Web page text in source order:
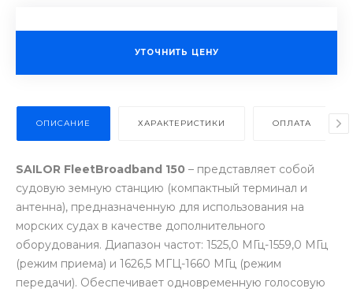
УТОЧНИТЬ ЦЕНУ
ОПИСАНИЕ ХАРАКТЕРИСТИКИ ОПЛАТА
SAILOR FleetBroadband 150 – представляет собой
судовую земную станцию (компактный терминал и
антенна), предназначенную для использования на
морских судах в качестве дополнительного
оборудования. Диапазон частот: 1525,0 МГц-1559,0 МГц
(режим приема) и 1626,5 МГЦ-1660 МГц (режим
передачи). Обеспечивает одновременную голосовую